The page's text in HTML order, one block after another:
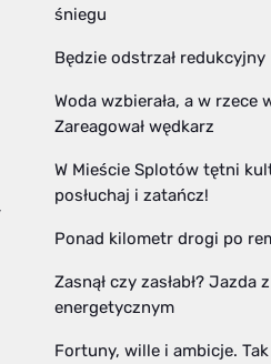
śniegu
Będzie odstrzał redukcyjny
Woda wzbierała, a w rzece
Zareagował wędkarz
W Mieście Splotów tętni
posłuchaj i zatańcz!
Ponad kilometr drogi po
Zasnął czy zasłabł? Jazda
energetycznym
Fortuny, wille i ambicje.